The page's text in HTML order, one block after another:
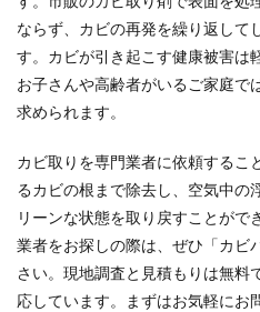
ならず、カビの再発を繰り返して
す。カビが引き起こす健康被害は
お子さんや高齢者がいるご家庭で
求められます。
カビ取りを専門業者に依頼するこ
るカビの根まで除去し、空気中の
リーンな状態を取り戻すことがで
業者をお探しの際は、ぜひ「カビ
さい。現地調査と見積もりは無料
応しています。まずはお気軽にお